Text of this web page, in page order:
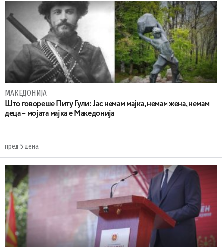
МАКЕДОНИЈА
Што говореше Питу Гули: Јас немам мајка, немам жена, немам
деца – мојата мајка е Македонија
пред 5 дена